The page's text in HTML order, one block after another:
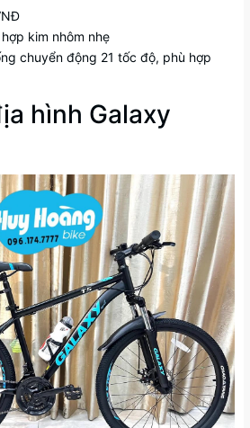
kim nhôm nhẹ
chuyển động 21 tốc độ, phù hợp
hình Galaxy